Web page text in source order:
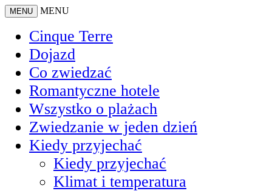
MENU MENU
Cinque Terre
Dojazd
Co zwiedzać
Romantyczne hotele
Wszystko o plażach
Zwiedzanie w jeden dzień
Kiedy przyjechać
Kiedy przyjechać
Klimat i temperatura